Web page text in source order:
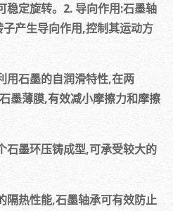
稳定旋转。2. 导向作用:石墨轴
产生导向作用,控制其运动方
用石墨的自润滑特性,在两
墨薄膜,有效减小摩擦力和摩擦
石墨环压铸成型,可承受较大的
隔热性能,石墨轴承可有效防止